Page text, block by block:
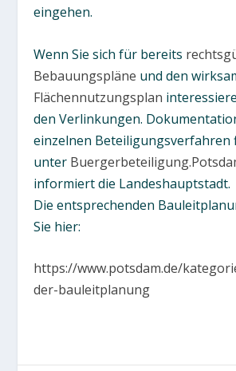
eingehen.
Wenn Sie sich für bereits
Bebauungspläne und den
Flächennutzungsplan
den Verlinkungen.
einzelnen Beteiligungsverfahren
unter
informiert die Landeshauptstadt.
Die entsprechenden
Sie hier:
https://www.potsdam.de/
der-bauleitplanung